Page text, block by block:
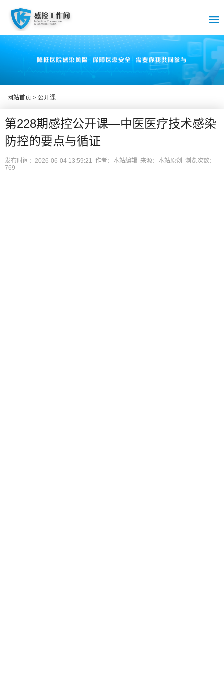
网站首页 > 公开课
第228期感控公开课—中医医疗技术感染
防控的要点与循证
发布时间：2026-06-04 13:59:21 作者：本站编辑 来源：本站原创 浏览次数：
769